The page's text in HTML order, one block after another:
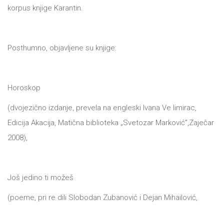
korpus knjige Karantin.
Posthumno, objavljene su knjige:
Horoskop
(dvojezično izdanje, prevela na engleski Ivana Ve limirac,
Edicija Akacija, Matična biblioteka „Svetozar Marković”,Zaječar
2008),
Još jedino ti možeš
(poeme, pri re dili Slobodan Zubanović i Dejan Mihailović,